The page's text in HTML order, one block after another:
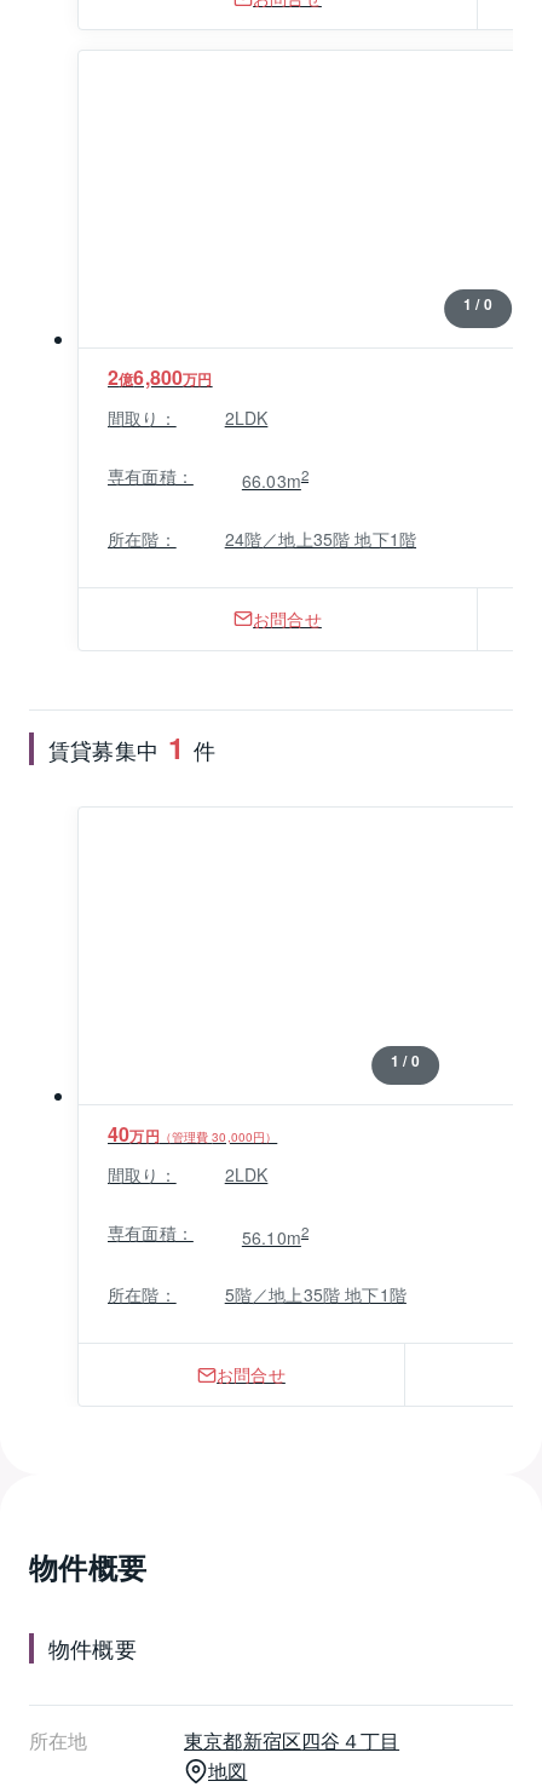
1 / 0
2億6,800万円
間取り： 2LDK
専有面積： 66.03m2
所在階： 24階／地上35階 地下1階
お問合せ
賃貸募集中 1 件
1 / 0
40万円 （管理費30,000円）
間取り： 2LDK
専有面積： 56.10m2
所在階： 5階／地上35階 地下1階
お問合せ
物件概要
物件概要
所在地 東京都新宿区四谷４丁目
地図